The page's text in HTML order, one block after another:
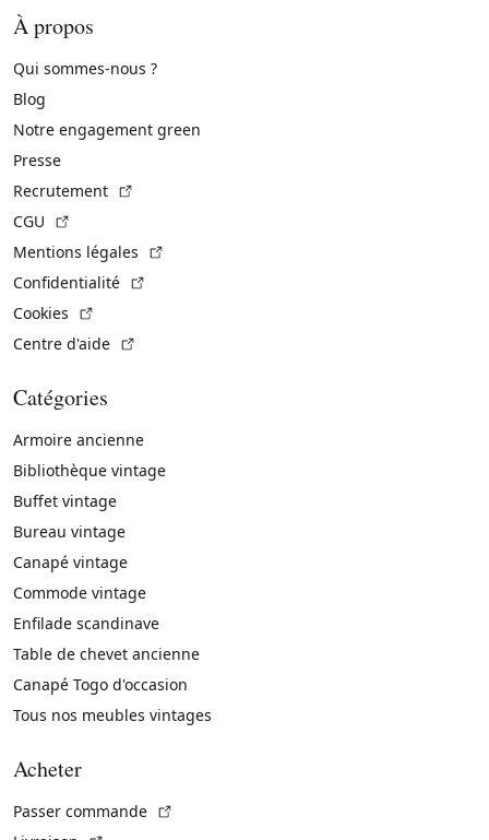
À propos
Qui sommes-nous ?
Blog
Notre engagement green
Presse
Recrutement
CGU
Mentions légales
Confidentialité
Cookies
Centre d'aide
Catégories
Armoire ancienne
Bibliothèque vintage
Buffet vintage
Bureau vintage
Canapé vintage
Commode vintage
Enfilade scandinave
Table de chevet ancienne
Canapé Togo d'occasion
Tous nos meubles vintages
Acheter
Passer commande